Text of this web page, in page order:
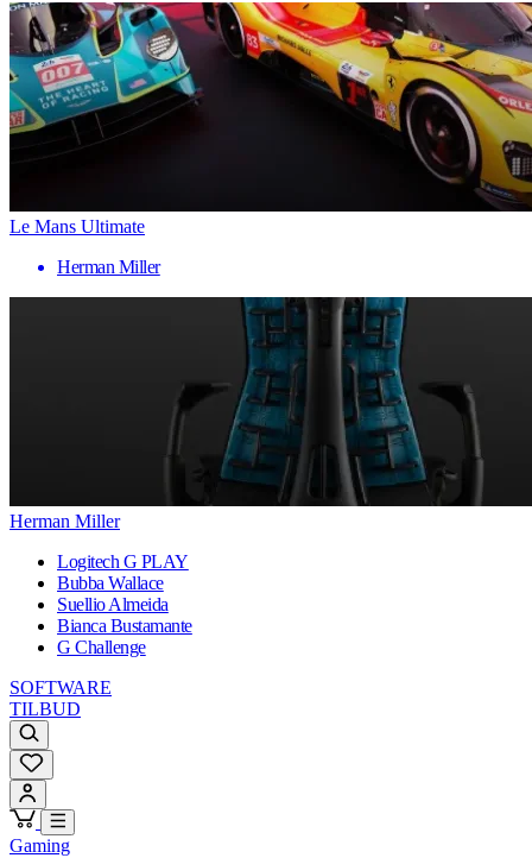
Le Mans Ultimate
Herman Miller
Herman Miller
Logitech G PLAY
Bubba Wallace
Suellio Almeida
Bianca Bustamante
G Challenge
SOFTWARE
TILBUD
Gaming